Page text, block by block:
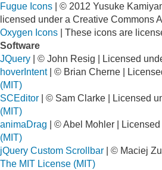
Fugue Icons | © 2012 Yusuke
licensed under a Creative Commons
Oxygen Icons | These icons are
Software
JQuery | © John Resig | Licensed
hoverIntent| © Brian Cherne |
(MIT)
SCEditor | © Sam Clarke | Licensed
(MIT)
animaDrag | © Abel Mohler |
(MIT)
jQuery Custom Scrollbar | © Maciej
The MIT License (MIT)